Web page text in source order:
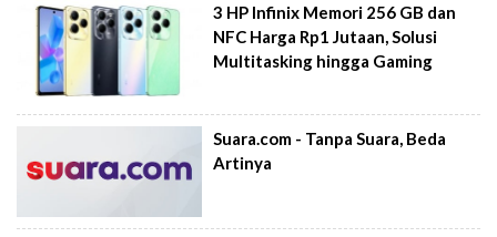
3 HP Infinix Memori 256 GB dan
NFC Harga Rp1 Jutaan, Solusi
Multitasking hingga Gaming
Suara.com - Tanpa Suara, Beda
Artinya